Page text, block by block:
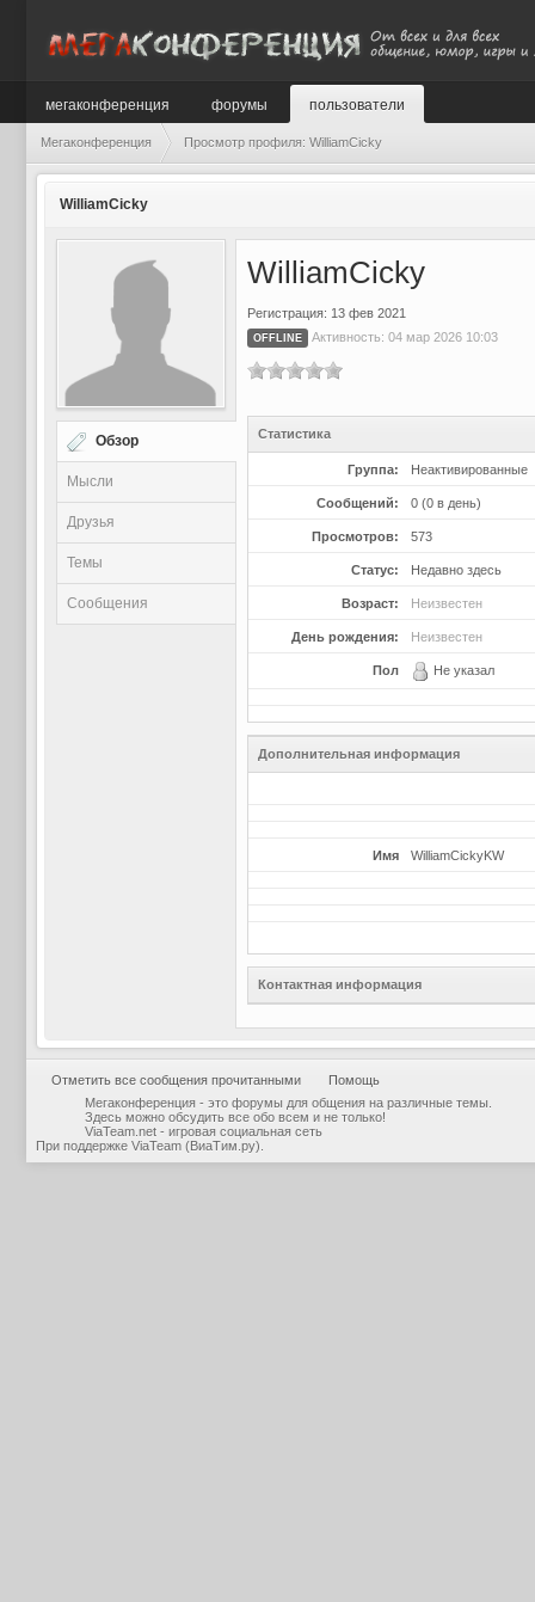
мегаконференция форумы пользователи
Мегаконференция Просмотр профиля: WilliamCicky
WilliamCicky
Обзор
Мысли
Друзья
Темы
Сообщения
WilliamCicky
Регистрация: 13 фев 2021
OFFLINE Активность: 04 мар 2026 10:03
Статистика
Группа: Неактивированные
Сообщений: 0 (0 в день)
Просмотров: 573
Статус: Недавно здесь
Возраст: Неизвестен
День рождения: Неизвестен
Пол Не указал
Дополнительная информация
Имя WilliamCickyKW
Контактная информация
Отметить все сообщения прочитанными
Помощь
Мегаконференция - это форумы для общения на различные темы.
Здесь можно обсудить все обо всем и не только!
ViaTeam.net - игровая социальная сеть
При поддержке ViaTeam (ВиаТим.ру)